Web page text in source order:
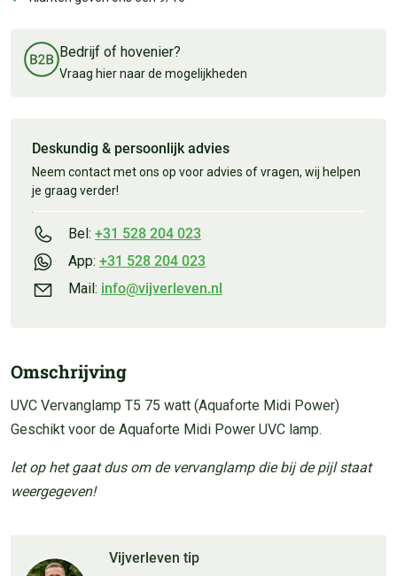
Bedrijf of hovenier?
Vraag hier naar de mogelijkheden
Deskundig & persoonlijk advies
Neem contact met ons op voor advies of vragen, wij helpen
je graag verder!
Bel: +31 528 204 023
App: +31 528 204 023
Mail: info@vijverleven.nl
Omschrijving
UVC Vervanglamp T5 75 watt (Aquaforte Midi Power)
Geschikt voor de Aquaforte Midi Power UVC lamp.
let op het gaat dus om de vervanglamp die bij de pijl staat
weergegeven!
Vijverleven tip